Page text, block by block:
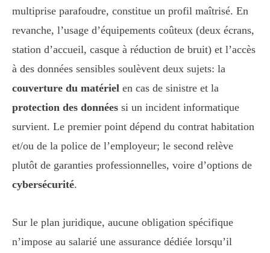
multiprise parafoudre, constitue un profil maîtrisé. En
revanche, l’usage d’équipements coûteux (deux écrans,
station d’accueil, casque à réduction de bruit) et l’accès
à des données sensibles soulèvent deux sujets: la
couverture du matériel en cas de sinistre et la
protection des données si un incident informatique
survient. Le premier point dépend du contrat habitation
et/ou de la police de l’employeur; le second relève
plutôt de garanties professionnelles, voire d’options de
cybersécurité.
Sur le plan juridique, aucune obligation spécifique
n’impose au salarié une assurance dédiée lorsqu’il